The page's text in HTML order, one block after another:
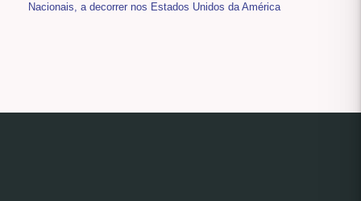
Nacionais, a decorrer nos Estados Unidos da América